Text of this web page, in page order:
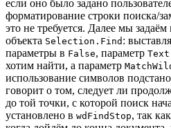
если оно было задано
форматирование строки поиска/
это не требуется. Далее мы
объекта Selection.Find :
параметры в False, параметр Text
хотим найти, а параметр
использование символов
говорит о том, следует ли
до той точки, с которой поиск
установлено в wdFindStop, так